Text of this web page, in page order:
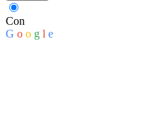
Con
G o o g l e